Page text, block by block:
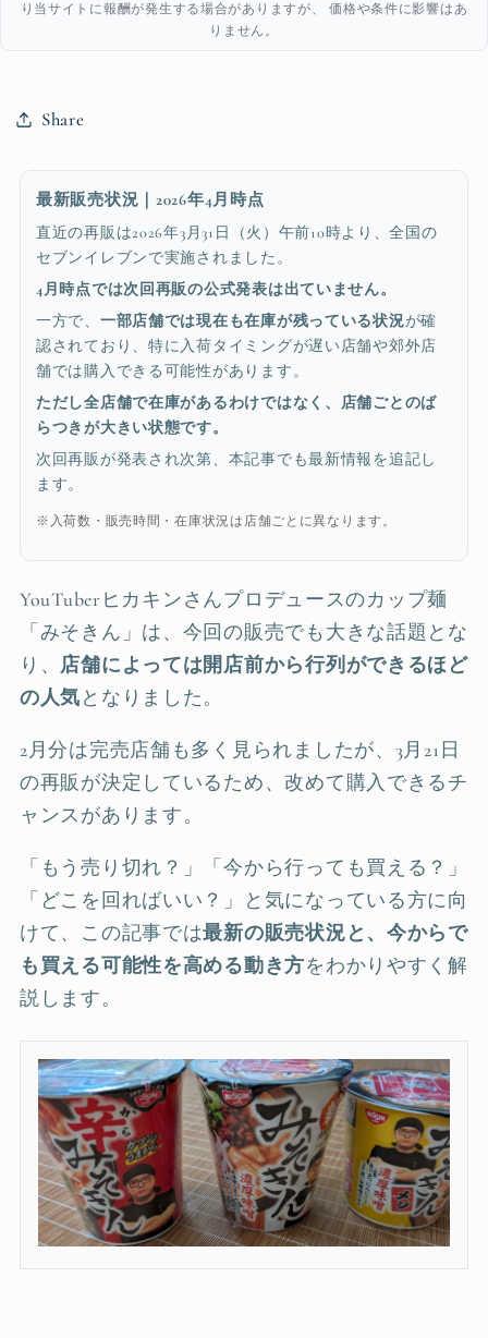
り当サイトに報酬が発生する場合がありますが、 価格や条件に影響はあ
りません。
Share
最新販売状況｜2026年4月時点
直近の再販は2026年3月31日（火）午前10時より、全国の
セブンイレブンで実施されました。
4月時点では次回再販の公式発表は出ていません。
一方で、 一部店舗では現在も在庫が残っている状況が確
認されており、特に入荷タイミングが遅い店舗や郊外店
舗では購入できる可能性があります。
ただし全店舗で在庫があるわけではなく、店舗ごとのば
らつきが大きい状態です。
次回再販が発表され次第、本記事でも最新情報を追記し
ます。
※入荷数・販売時間・在庫状況は店舗ごとに異なります。
YouTuberヒカキンさんプロデュースのカップ麺
「みそきん」は、今回の販売でも大きな話題とな
り、 店舗によっては開店前から行列ができるほど
の人気となりました。
2月分は完売店舗も多く見られましたが、3月21日
の再販が決定しているため、改めて購入できるチ
ャンスがあります。
「もう売り切れ？」「今から行っても買える？」
「どこを回ればいい？」と気になっている方に向
けて、この記事では最新の販売状況と、今からで
も買える可能性を高める動き方をわかりやすく解
説します。